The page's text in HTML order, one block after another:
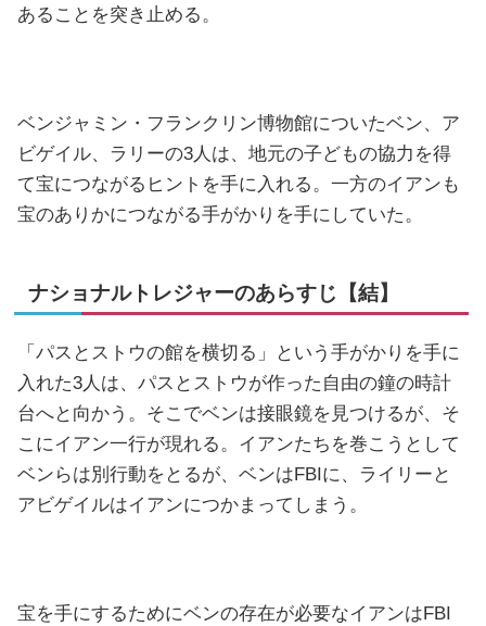
あることを突き止める。
ベンジャミン・フランクリン博物館についたベン、ア
ビゲイル、ラリーの3人は、地元の子どもの協力を得
て宝につながるヒントを手に入れる。一方のイアンも
宝のありかにつながる手がかりを手にしていた。
ナショナルトレジャーのあらすじ【結】
「パスとストウの館を横切る」という手がかりを手に
入れた3人は、パスとストウが作った自由の鐘の時計
台へと向かう。そこでベンは接眼鏡を見つけるが、そ
こにイアン一行が現れる。イアンたちを巻こうとして
ベンらは別行動をとるが、ベンはFBIに、ライリーと
アビゲイルはイアンにつかまってしまう。
宝を手にするためにベンの存在が必要なイアンはFBI